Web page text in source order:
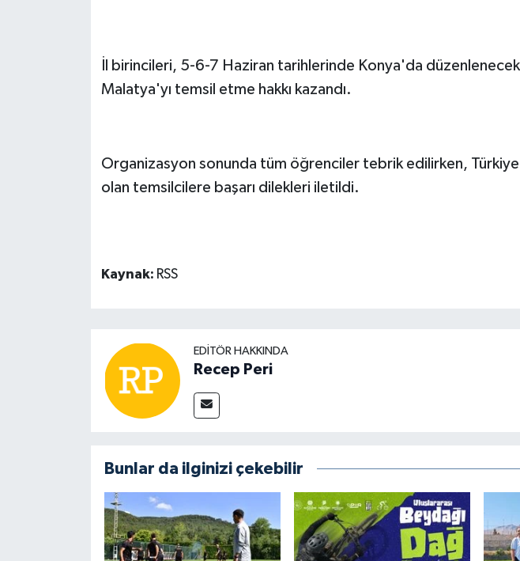
İl birincileri, 5-6-7 Haziran tarihlerinde Konya'da
Malatya'yı temsil etme hakkı kazandı.
Organizasyon sonunda tüm öğrenciler tebrik edilirken, Türkiye
olan temsilcilere başarı dilekleri iletildi.
Kaynak: RSS
EDITÖR HAKKINDA
Recep Peri
Bunlar da ilginizi çekebilir